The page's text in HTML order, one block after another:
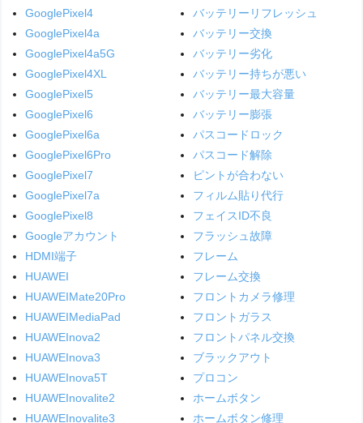
GooglePixel4
GooglePixel4a
GooglePixel4a5G
GooglePixel4XL
GooglePixel5
GooglePixel6
GooglePixel6a
GooglePixel6Pro
GooglePixel7
GooglePixel7a
GooglePixel8
Googleアカウント
HDMI端子
HUAWEI
HUAWEIMate20Pro
HUAWEIMediaPad
HUAWEInova2
HUAWEInova3
HUAWEInova5T
HUAWEInovalite2
HUAWEInovalite3
バッテリーリフレッシュ
バッテリー交換
バッテリー劣化
バッテリー持ちが悪い
バッテリー最大容量
バッテリー膨張
パスコードロック
パスコード解除
ピントが合わない
フィルム貼り代行
フェイスID不良
フラッシュ故障
フレーム
フレーム交換
フロントカメラ修理
フロントガラス
フロントパネル交換
ブラックアウト
プロコン
ホームボタン
ホームボタン修理